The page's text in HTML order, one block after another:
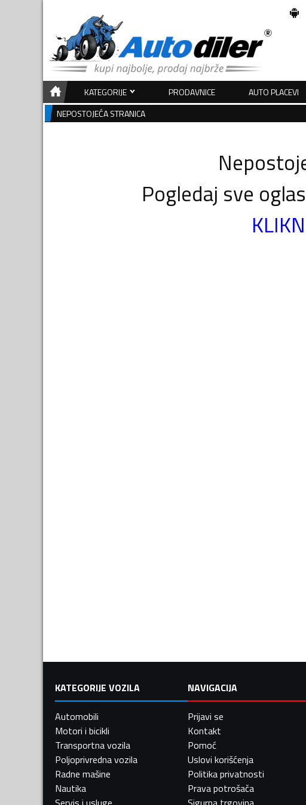
KATEGORIJE PRODAVNICE AUTO PLACEVI
NEPOSTOJEĆA STRANICA
Pogledaj sve
KATEGORIJE VOZILA
Automobili
Motori i bicikli
Transportna vozila
Poljoprivredna vozila
Radne mašine
Nautika
NAVIGACIJA
Prijavi se
Kontakt
Pomoć
Uslovi korišćenja
Politika privatnosti
Prava potrošača